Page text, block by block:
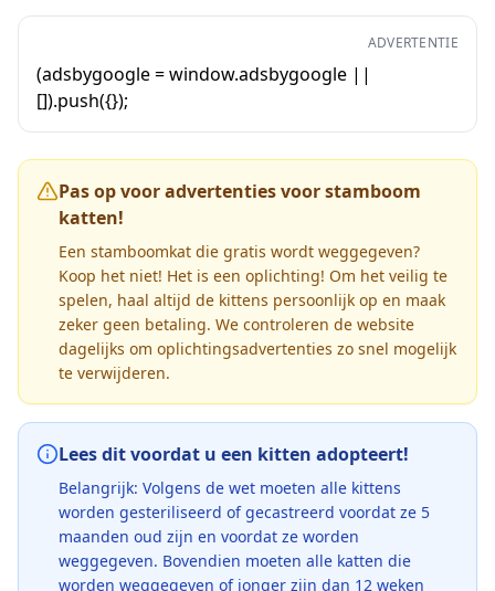
ADVERTENTIE
(adsbygoogle = window.adsbygoogle ||
[]).push({});
Pas op voor advertenties voor stamboom
katten!
Een stamboomkat die gratis wordt weggegeven?
Koop het niet! Het is een oplichting! Om het veilig te
spelen, haal altijd de kittens persoonlijk op en maak
zeker geen betaling. We controleren de website
dagelijks om oplichtingsadvertenties zo snel mogelijk
te verwijderen.
Lees dit voordat u een kitten adopteert!
Belangrijk: Volgens de wet moeten alle kittens
worden gesteriliseerd of gecastreerd voordat ze 5
maanden oud zijn en voordat ze worden
weggegeven. Bovendien moeten alle katten die
worden weggegeven of jonger zijn dan 12 weken